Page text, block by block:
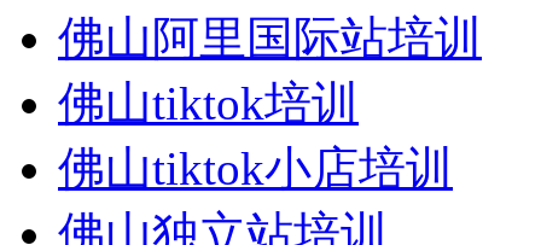
佛山阿里国际站培训
佛山tiktok培训
佛山tiktok小店培训
佛山独立站培训